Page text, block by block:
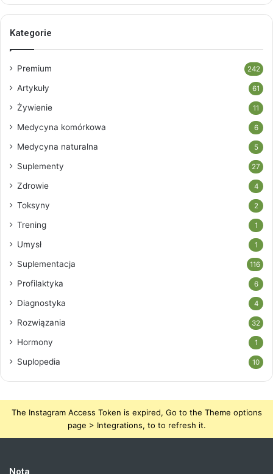
Kategorie
Premium 242
Artykuły 61
Żywienie 11
Medycyna komórkowa 6
Medycyna naturalna 5
Suplementy 27
Zdrowie 4
Toksyny 2
Trening 1
Umysł 1
Suplementacja 116
Profilaktyka 6
Diagnostyka 4
Rozwiązania 32
Hormony 1
Suplopedia 10
The Instagram Access Token is expired, Go to the Theme options
page > Integrations, to to refresh it.
Nota